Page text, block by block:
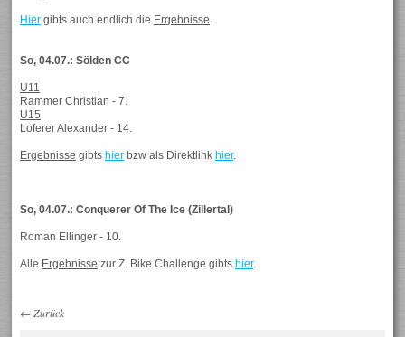
Hier gibts auch endlich die Ergebnisse
So, 04.07.: Sölden CC
U11
Rammer Christian - 7.
U15
Loferer Alexander - 14.
Ergebnisse gibtshier bzw als Direktlinkhier.
So, 04.07.: Conquerer Of The Ice (Zillertal)
Roman Ellinger - 10.
Alle Ergebnisse zur Z. Bike Challenge gibtshier.
← Zurück